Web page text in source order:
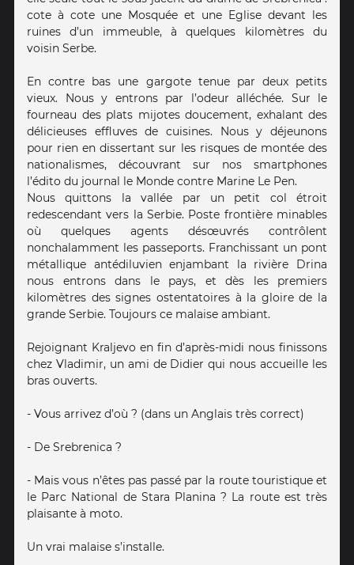
cote à cote une Mosquée et une Eglise devant les
ruines d’un immeuble, à quelques kilomètres du
voisin Serbe.
En contre bas une gargote tenue par deux petits
vieux. Nous y entrons par l’odeur alléchée. Sur le
fourneau des plats mijotes doucement, exhalant des
délicieuses effluves de cuisines. Nous y déjeunons
pour rien en dissertant sur les risques de montée des
nationalismes, découvrant sur nos smartphones
l’édito du journal le Monde contre Marine Le Pen.
Nous quittons la vallée par un petit col étroit
redescendant vers la Serbie. Poste frontière minables
où quelques agents désœuvrés contrôlent
nonchalamment les passeports. Franchissant un pont
métallique antédiluvien enjambant la rivière Drina
nous entrons dans le pays, et dès les premiers
kilomètres des signes ostentatoires à la gloire de la
grande Serbie. Toujours ce malaise ambiant.
Rejoignant Kraljevo en fin d’après-midi nous finissons
chez Vladimir, un ami de Didier qui nous accueille les
bras ouverts.
- Vous arrivez d’où ? (dans un Anglais très correct)
- De Srebrenica ?
- Mais vous n’êtes pas passé par la route touristique et
le Parc National de Stara Planina ? La route est très
plaisante à moto.
Un vrai malaise s’installe.